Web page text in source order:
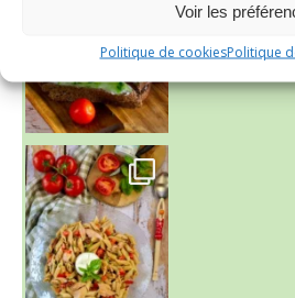
Voir les
Politique de cookiesPolitique
~ SALADE DE PÂTES AUX DEUX TOMATES THON ET BURRA